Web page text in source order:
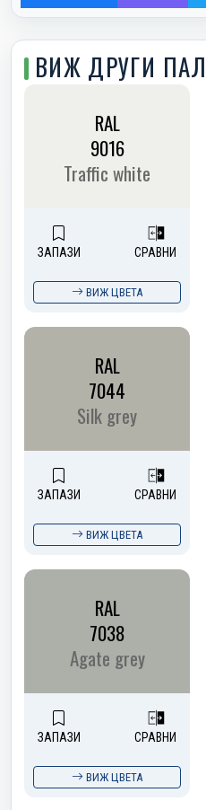
ВИЖ ДРУГИ
RAL
9016
Traffic white
ЗАПАЗИ СРАВНИ
ВИЖ ЦВЕТА
RAL
7044
Silk grey
ЗАПАЗИ СРАВНИ
ВИЖ ЦВЕТА
RAL
7038
Agate grey
ЗАПАЗИ СРАВНИ
ВИЖ ЦВЕТА